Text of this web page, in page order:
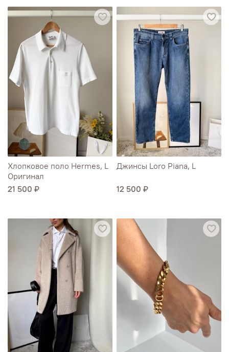
Хлопковое поло Hermes, L
Оригинал
21 500 ₽
Джинсы Loro Piana, L
12 500 ₽